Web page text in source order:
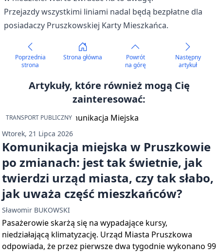
Przejazdy wszystkimi liniami nadal będą bezpłatne dla
posiadaczy Pruszkowskiej Karty Mieszkańca.
Poprzednia
strona
Strona główna
Powrót
na górę
Następny
artykuł
Artykuły, które również mogą Cię
zainteresować:
TRANSPORT PUBLICZNY
Wtorek, 21 Lipca 2026
Komunikacja miejska w Pruszkowie
po zmianach: jest tak świetnie, jak
twierdzi urząd miasta, czy tak słabo,
jak uważa część mieszkańców?
Sławomir BUKOWSKI
Pasażerowie skarżą się na wypadające kursy,
niedziałającą klimatyzację. Urząd Miasta Pruszkowa
odpowiada, że przez pierwsze dwa tygodnie wykonano 99